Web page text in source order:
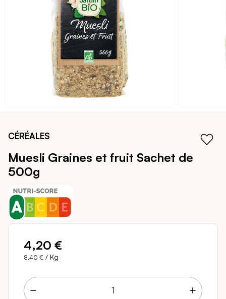
début
Galerie
CÉRÉALES
Muesli Graines et fruit Sachet de
500g
4,20 €
8,40 € / Kg